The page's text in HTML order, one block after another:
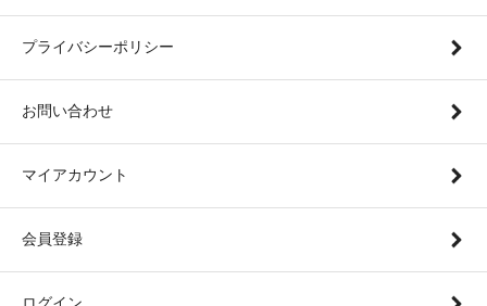
プライバシーポリシー
お問い合わせ
マイアカウント
会員登録
ログイン